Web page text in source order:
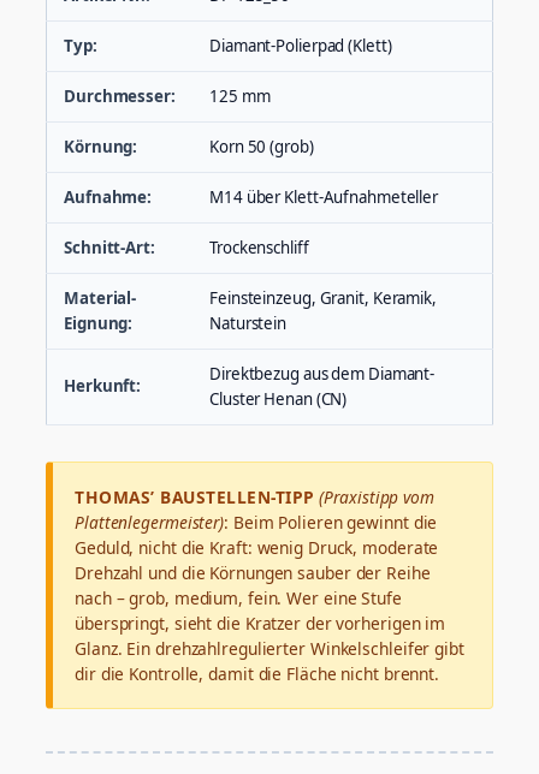
Typ: Diamant-Polierpad (Klett)
Durchmesser: 125 mm
Körnung: Korn 50 (grob)
Aufnahme: M14 über Klett-Aufnahmeteller
Schnitt-Art: Trockenschliff
Material-
Eignung:
Feinsteinzeug, Granit, Keramik,
Naturstein
Herkunft:
Direktbezug aus dem Diamant-
Cluster Henan (CN)
THOMAS’ BAUSTELLEN-TIPP (Praxistipp vom
Plattenlegermeister): Beim Polieren gewinnt die
Geduld, nicht die Kraft: wenig Druck, moderate
Drehzahl und die Körnungen sauber der Reihe
nach – grob, medium, fein. Wer eine Stufe
überspringt, sieht die Kratzer der vorherigen im
Glanz. Ein drehzahlregulierter Winkelschleifer gibt
dir die Kontrolle, damit die Fläche nicht brennt.